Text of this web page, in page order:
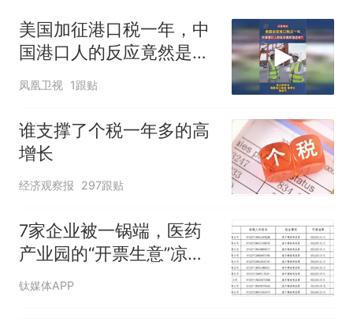
间创作“悬浮字” 网友：真·裸眼
3D！
热 “不想干了特提出辞职”，疑
似南京大学数院院长辞职信流
传，院方回应：喻良教授已卸
源；曾用手绘图做头像
美国加征港口税一年，中
国港口人的反应竟然是这
样？
凤凰卫视 1跟贴
谁支撑了个税一年多的高
增长
经济观察报 297跟贴
7家企业被一锅端，医药
产业园的“开票生意”凉
了？
钛媒体APP